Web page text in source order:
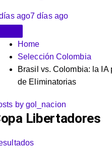
ago7 días ago
Home
Selección Colombia
Brasil vs. Colombia: la
de Eliminatorias
by gol_nacion
Libertadores